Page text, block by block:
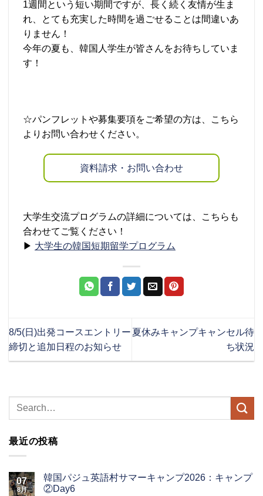
1週間という短い期間ですが、長く続く友情が生ま
れ、とても充実した時間を過ごせることは間違いあ
りません！
今年の夏も、韓国人学生が皆さんをお待ちしていま
す！
☆パンフレットや募集要項をご希望の方は、こちら
よりお問い合わせください。
資料請求・お問い合わせ
大学生交流プログラムの詳細については、こちらも
合わせてご覧ください！
▶ 大学生の韓国短期留学プログラム
8/5(日)出発コースエントリー
締切と追加日程のお知らせ
夏休みキャンプキャンセル待
ち状況
最近の投稿
07
8月
韓国パジュ英語村サマーキャンプ2026：キャンプ
②Day6